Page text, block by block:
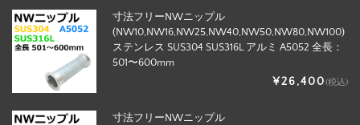
寸法フリーNWニップル
(NW10,NW16,NW25,NW40,NW50,NW80,NW100)
ステンレス SUS304 SUS316L アルミ A5052 全長：
501〜600mm
¥26,400(税込)
寸法フリーNWニップル